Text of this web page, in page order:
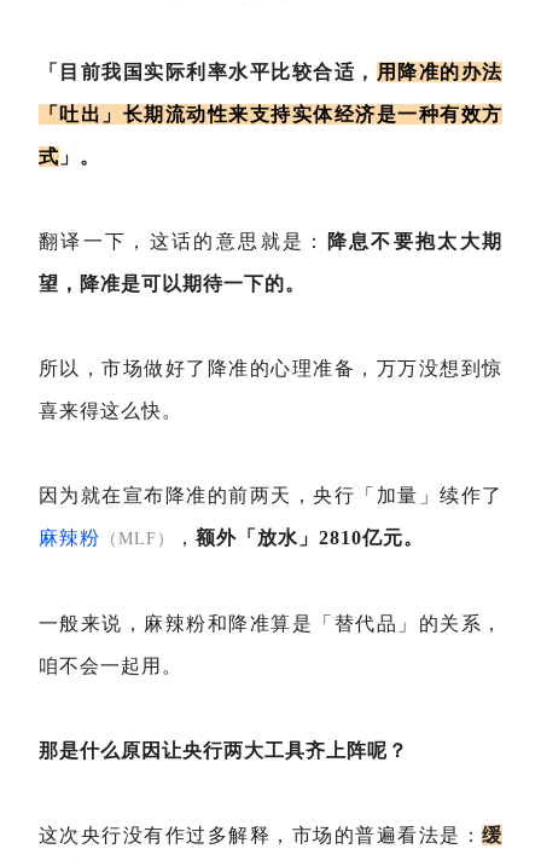
「目前我国实际利率水平比较合适， 用降准的办法
「吐出」长期流动性来支持实体经济是一种有效方
式 」。
翻译一下，这话的意思就是： 降息不要抱太大期
望，降准是可以期待一下的。
所以，市场做好了降准的心理准备，万万没想到惊
喜来得这么快。
因为就在宣布降准的前两天，央行「加量」续作了
麻辣粉 （MLF） ， 额外「放水」2810亿元。
一般来说，麻辣粉和降准算是「替代品」的关系，
咱不会一起用。
那是什么原因让央行两大工具齐上阵呢？
这次央行没有作过多解释，市场的普遍看法是： 缓